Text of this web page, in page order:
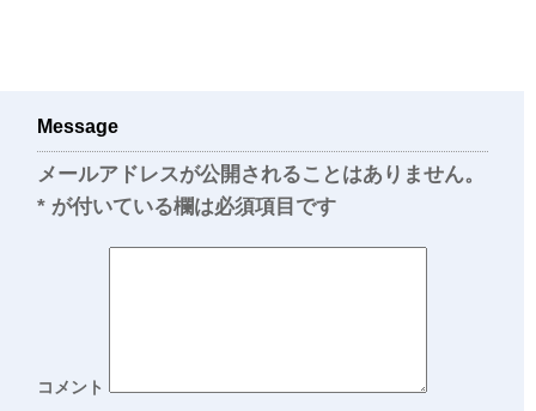
Message
メールアドレスが公開されることはありません。
* が付いている欄は必須項目です
コメント